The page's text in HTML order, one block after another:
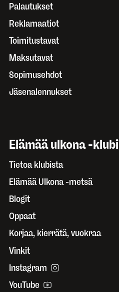
Palautukset
Reklamaatiot
Toimitustavat
Maksutavat
Sopimusehdot
Jäsenalennukset
Elämää ulkona -klubi
Tietoa klubista
Elämää Ulkona -metsä
Blogit
Oppaat
Korjaa, kierrätä, vuokraa
Vinkit
Instagram
YouTube